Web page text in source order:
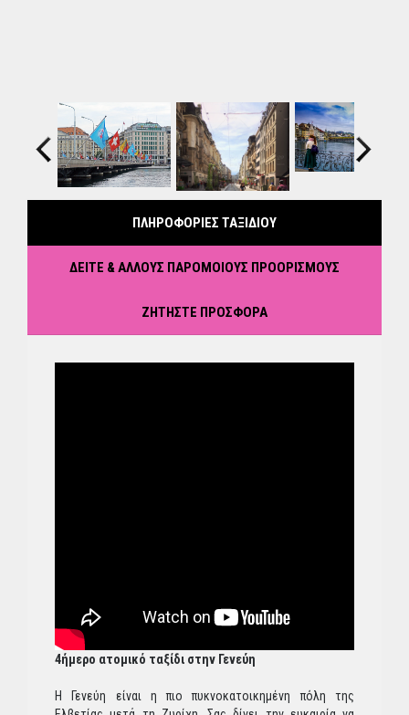
Previous Next
ΠΛΗΡΟΦΟΡΙΕΣ ΤΑΞΙΔΙΟΥ
ΔΕΙΤΕ & ΑΛΛΟΥΣ ΠΑΡΟΜΟΙΟΥΣ ΠΡΟΟΡΙΣΜΟΥΣ
ΖΗΤΗΣΤΕ ΠΡΟΣΦΟΡΑ
4ήμερο ατομικό ταξίδι στην Γενεύη
Η Γενεύη είναι η πιο πυκνοκατοικημένη πόλη της